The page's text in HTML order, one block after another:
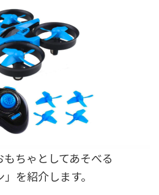
ちゃとしてあそべる
を紹介します。